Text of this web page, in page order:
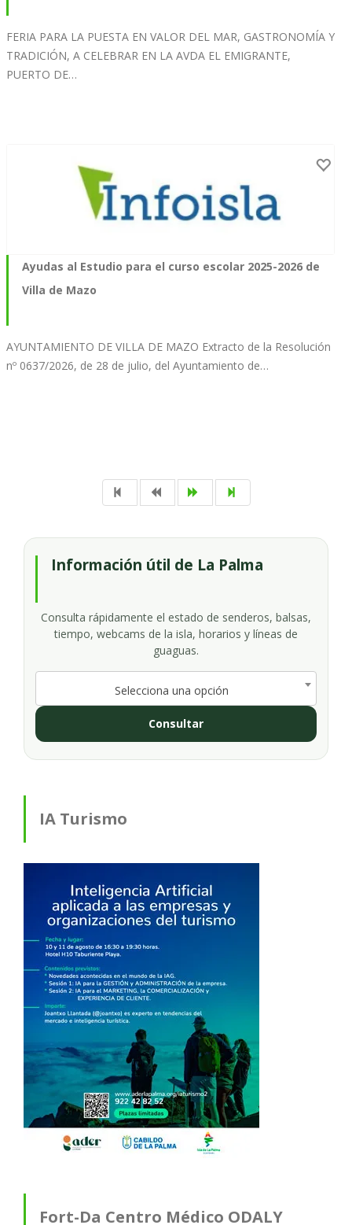
FERIA PARA LA PUESTA EN VALOR DEL MAR, GASTRONOMÍA Y
TRADICIÓN, A CELEBRAR EN LA AVDA EL EMIGRANTE,
PUERTO DE…
Ayudas al Estudio para el curso escolar 2025-2026 de
Villa de Mazo
AYUNTAMIENTO DE VILLA DE MAZO Extracto de la Resolución
nº 0637/2026, de 28 de julio, del Ayuntamiento de…
Información útil de La Palma
Consulta rápidamente el estado de senderos, balsas,
tiempo, webcams de la isla, horarios y líneas de
guaguas.
Selecciona una opción
Consultar
IA Turismo
Fort-Da Centro Médico ODALY